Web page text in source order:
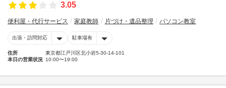
3.05
便利屋・代行サービス 家庭教師 片づけ・遺品整理 パソコン教室
出張・訪問対応 駐車場有
住所
東京都江戸川区北小岩5-30-14-101
本日の営業状況 10:00〜19:00